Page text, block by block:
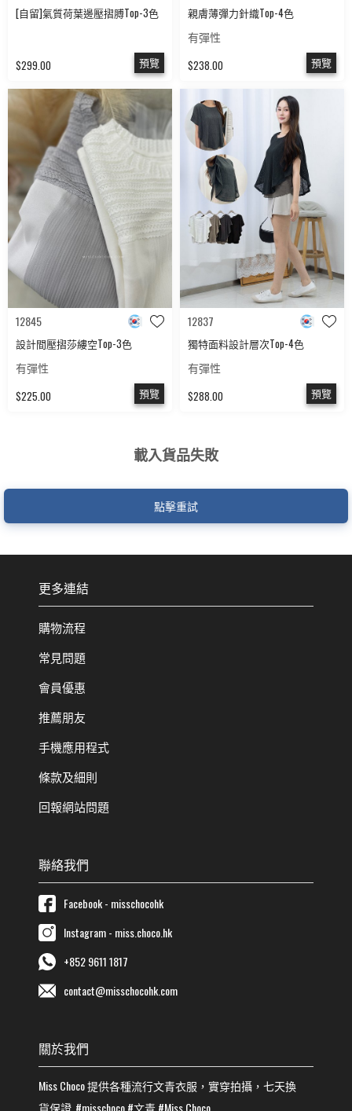
[自留]氣質荷葉邊壓摺膊Top-3色
$299.00 預覽
親膚薄彈力針織Top-4色
有彈性
$238.00 預覽
12845
設計間壓摺莎縷空Top-3色
有彈性
$225.00 預覽
12837
獨特面料設計層次Top-4色
有彈性
$288.00 預覽
載入貨品失敗
點擊重試
更多連結
購物流程
常見問題
會員優惠
推薦朋友
手機應用程式
條款及細則
回報網站問題
聯絡我們
Facebook - misschocohk
Instagram - miss.choco.hk
+852 9611 1817
contact@misschocohk.com
關於我們
Miss Choco提供各種流行文青衣服，實穿拍攝，七天換
貨保證 #misschoco#文青#Miss Choco